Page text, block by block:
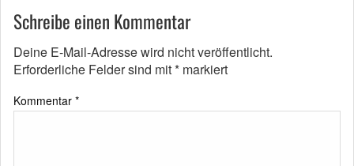
Schreibe einen Kommentar
Deine E-Mail-Adresse wird nicht veröffentlicht.
Erforderliche Felder sind mit* markiert
Kommentar *